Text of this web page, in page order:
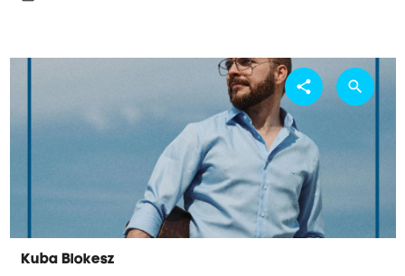
Kuba Blokesz
share search